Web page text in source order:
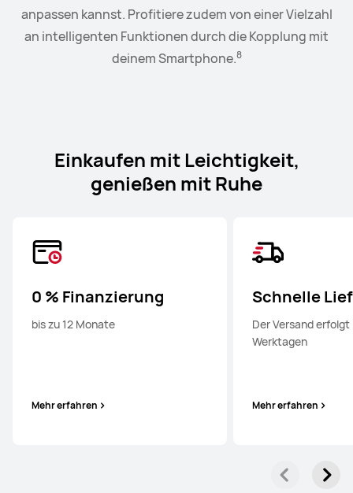
anpassen kannst. Profitiere zudem von einer Vielzahl
an intelligenten Funktionen durch die Kopplung mit
deinem Smartphone.8
Lautstärke bequem von deinem Handgelenk aus.9
Einkaufen mit Leichtigkeit,
genießen mit Ruhe
0 % Finanzierung
bis zu 12 Monate
Mehr erfahren
Schnelle
Der Versand erfolgt
Werktagen
Mehr erfahren